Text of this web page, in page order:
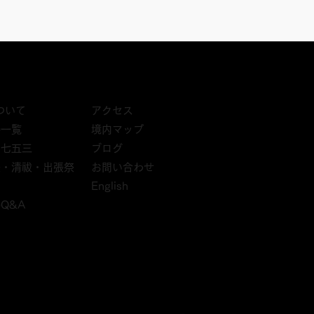
いて
覧
五三
清祓・出張祭
Q&A
アクセス
境内マップ
ブログ
お問い合わせ
English